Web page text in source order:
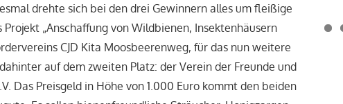
drehte sich bei den drei Gewinnern alles um fleißige
„Anschaffung von Wildbienen, Insektenhäusern
CJD Kita Moosbeerenweg, für das nun weitere
auf dem zweiten Platz: der Verein der Freunde und
Das Preisgeld in Höhe von 1.000 Euro kommt den beiden